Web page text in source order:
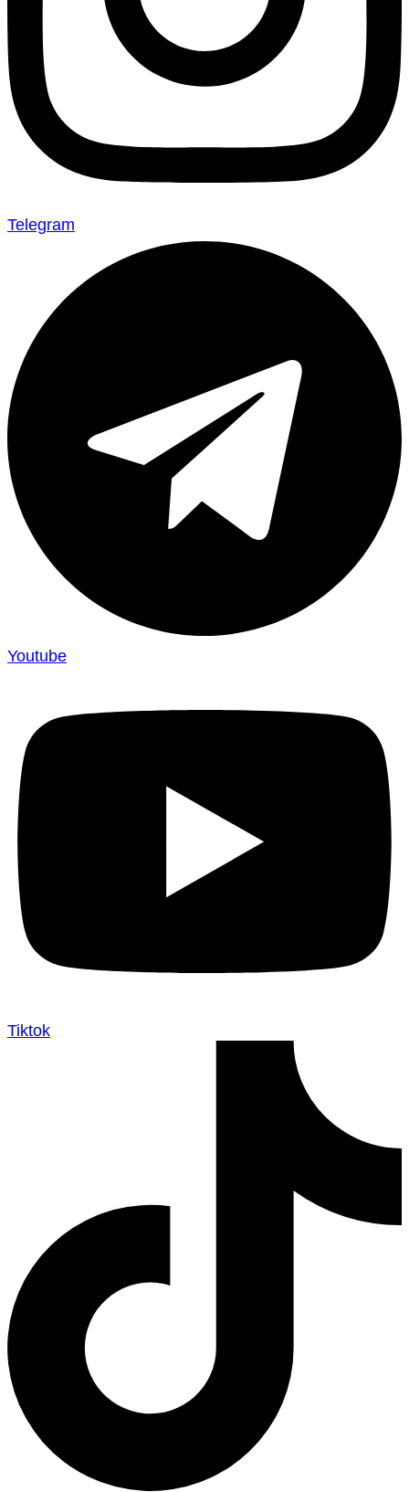
Telegram
Youtube
Tiktok